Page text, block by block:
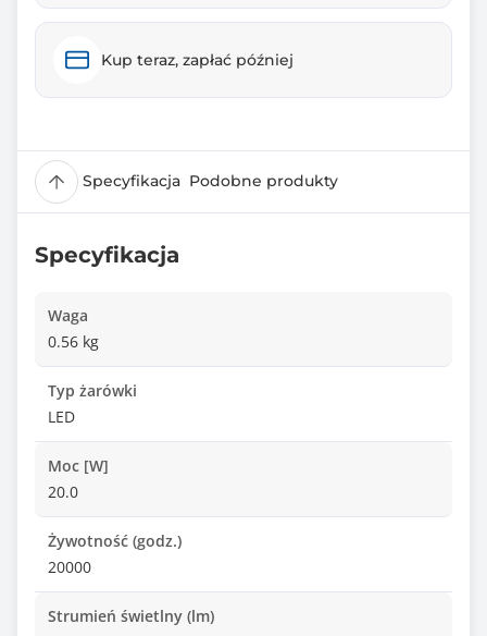
Kup teraz, zapłać później
Specyfikacja Podobne produkty
Specyfikacja
Waga
0.56 kg
Typ żarówki
LED
Moc [W]
20.0
Żywotność (godz.)
20000
Strumień świetlny (lm)